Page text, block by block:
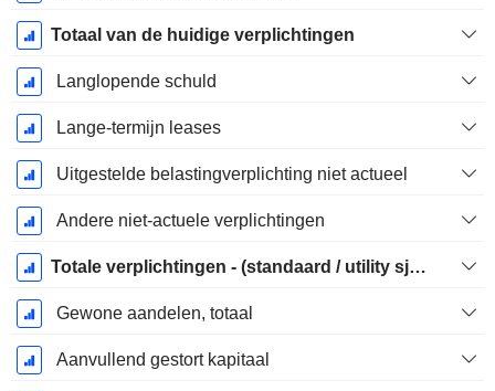
Totaal van de huidige verplichtingen
Langlopende schuld
Lange-termijn leases
Uitgestelde belastingverplichting niet actueel
Andere niet-actuele verplichtingen
Totale verplichtingen - (standaard / utility sjabloon)
Gewone aandelen, totaal
Aanvullend gestort kapitaal